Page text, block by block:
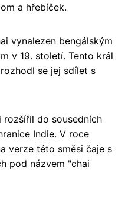
a hřebíček.
vynalezen bengálským
v 19. století. Tento král
se jej sdílet s
rozšířil do sousedních
Indie. V roce
verze této směsi čaje s
pod názvem "chai